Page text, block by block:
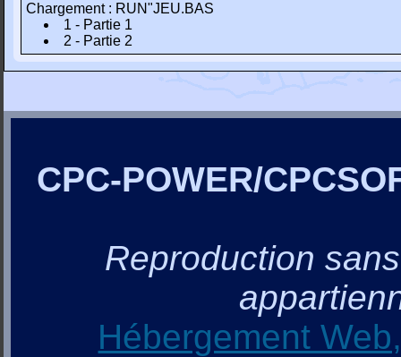
Chargement : RUN"JEU.BAS
1 - Partie 1
2 - Partie 2
CPC-POWER/
Reproduction
Hébergement